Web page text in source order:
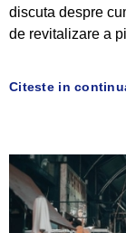
discuta despre
de revitalizare a
Citeste in